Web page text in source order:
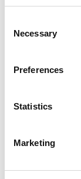
Selection
Necessary
Preferences
Statistics
Marketing
Roxtec blev